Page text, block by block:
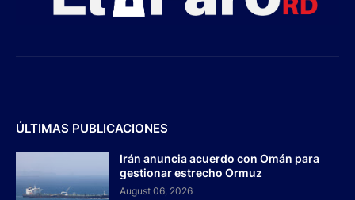
ÚLTIMAS PUBLICACIONES
Irán anuncia acuerdo con Omán para
gestionar estrecho Ormuz
August 06, 2026